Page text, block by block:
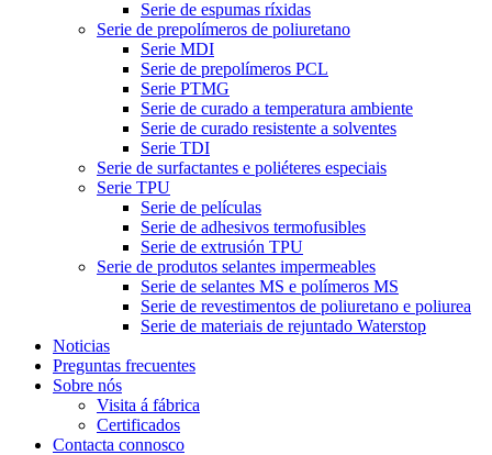
Serie de espumas ríxidas
Serie de prepolímeros de poliuretano
Serie MDI
Serie de prepolímeros PCL
Serie PTMG
Serie de curado a temperatura ambiente
Serie de curado resistente a solventes
Serie TDI
Serie de surfactantes e poliéteres especiais
Serie TPU
Serie de películas
Serie de adhesivos termofusibles
Serie de extrusión TPU
Serie de produtos selantes impermeables
Serie de selantes MS e polímeros MS
Serie de revestimentos de poliuretano e poliurea
Serie de materiais de rejuntado Waterstop
Noticias
Preguntas frecuentes
Sobre nós
Visita á fábrica
Certificados
Contacta connosco